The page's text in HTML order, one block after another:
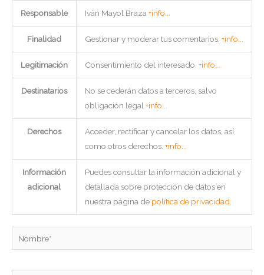
Responsable Iván Mayol Braza +info...
Finalidad Gestionar y moderar tus comentarios. +info...
Legitimación Consentimiento del interesado. +info...
Destinatarios
No se cederán datos a terceros, salvo
obligación legal +info...
Derechos
Acceder, rectificar y cancelar los datos, así
como otros derechos. +info...
Información
adicional
Puedes consultar la información adicional y
detallada sobre protección de datos en
nuestra página de política de privacidad
Nombre*